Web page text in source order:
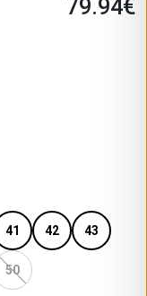
79.94€
41 42 43
50